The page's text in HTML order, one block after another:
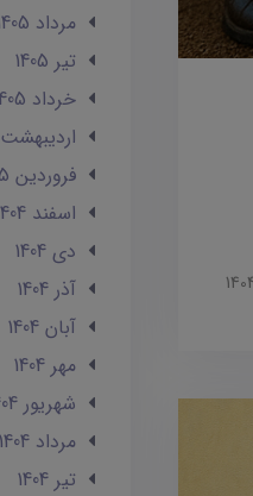
مرداد 1405
تير 1405
خرداد 1405
ارديبهشت 1405
فروردین 1405
اسفند 1404
دی 1404
آذر 1404
آبان 1404
مهر 1404
شهریور 1404
مرداد 1404
تير 1404